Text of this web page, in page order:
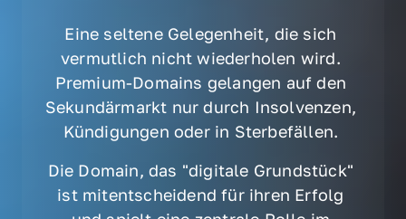
Eine seltene Gelegenheit, die sich
vermutlich nicht wiederholen wird.
Premium-Domains gelangen auf den
Sekundärmarkt nur durch Insolvenzen,
Kündigungen oder in Sterbefällen.
Die Domain, das "digitale Grundstück"
ist mitentscheidend für ihren Erfolg